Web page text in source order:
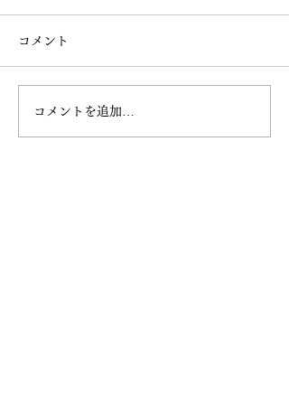
コメント
コメントを追加…